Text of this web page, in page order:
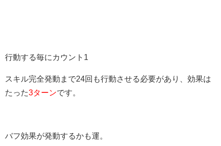
行動する毎にカウント1
スキル完全発動まで24回も行動させる必要があり、効果は
たった3ターンです。
バフ効果が発動するかも運。